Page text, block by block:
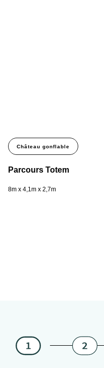
Château gonflable
Parcours Totem
8m x 4,1m x 2,7m